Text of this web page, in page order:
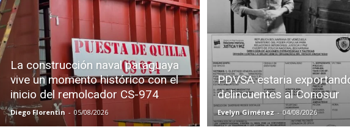
La construcción naval paraguaya
vive un momento histórico con el
inicio del remolcador CS-974
Diego Florentin - 05/08/2026
PDVSA estaria
delincuentes al Conosur
Evelyn Giménez - 04/08/2026